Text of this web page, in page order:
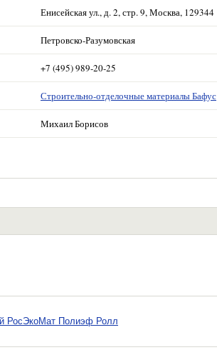
Енисейская ул., д. 2, стр. 9, Москва, 129344
Петровско-Разумовская
+7 (495) 989-20-25
Строительно-отделочные материалы Бафус
Михаил Борисов
РосЭкоМат Полиэф Ролл